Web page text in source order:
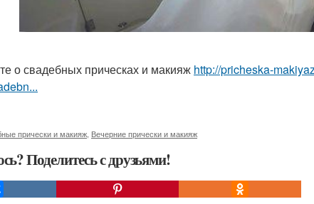
о свадебных прическах и макияж http://pricheska-
прически и макияж Вечерние прически и макияж
Поделитесь с друзьями!